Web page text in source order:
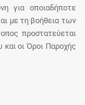
για οποιαδήποτε
με τη βοήθεια των
προστατεύεται
και οι Όροι Παροχής